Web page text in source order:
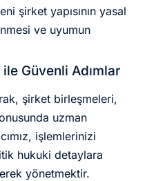
şirket yapısının yasal
ve uyumun
Güvenli Adımlar
şirket birleşmeleri,
uzman
işlemlerinizi
hukuki detaylara
yönetmektir.